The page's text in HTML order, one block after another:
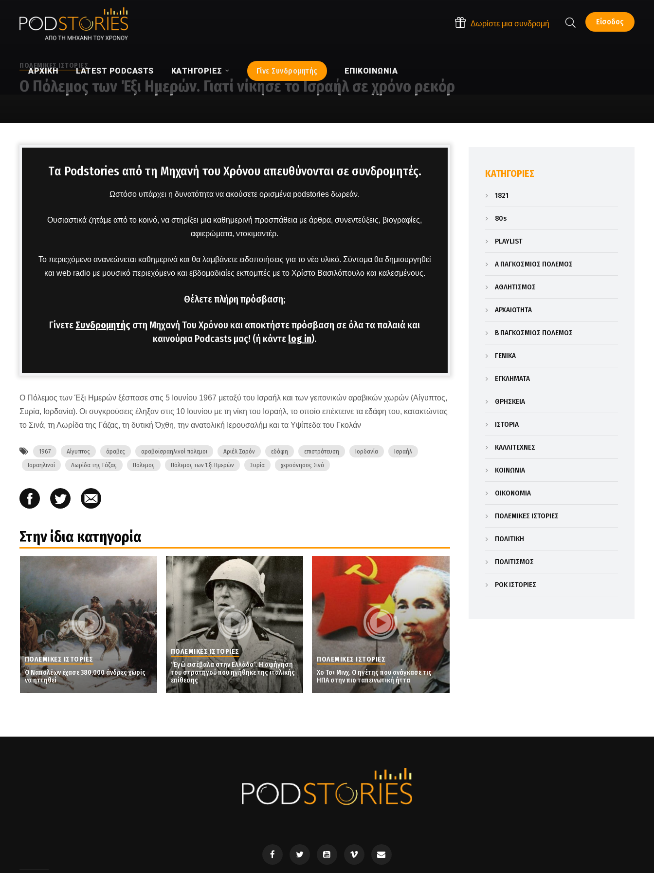
Είσοδος
Δωρίστε μια συνδρομή
ΑΡΧΙΚΉ LATEST PODCASTS ΚΑΤΗΓΟΡΊΕΣ Γίνε Συνδρομητής ΕΠΙΚΟΙΝΩΝΊΑ
ΠΟΛΕΜΙΚΕΣ ΙΣΤΟΡΙΕΣ
O Πόλεμος των Έξι Ημερών. Γιατί νίκησε το Ισραήλ σε χρόνο ρεκόρ
Tα Podstories από τη Μηχανή του Χρόνου απευθύνονται σε συνδρομητές.
Ωστόσο υπάρχει η δυνατότητα να ακούσετε ορισμένα podstories δωρεάν.
Ουσιαστικά ζητάμε από το κοινό, να στηρίξει μια καθημερινή προσπάθεια με άρθρα, συνεντεύξεις, βιογραφίες,
αφιερώματα, ντοκιμαντέρ.
Το περιεχόμενο ανανεώνεται καθημερινά και θα λαμβάνετε ειδοποιήσεις για το νέο υλικό. Σύντομα θα δημιουργηθεί
και web radio με μουσικό περιεχόμενο και εβδομαδιαίες εκπομπές με το Χρίστο Βασιλόπουλο και καλεσμένους.
Θέλετε πλήρη πρόσβαση;
Γίνετε Συνδρομητής στη Μηχανή Του Χρόνου και αποκτήστε πρόσβαση σε όλα τα παλαιά και
καινούρια Podcasts μας! (ή κάντε log in).
Ο Πόλεμος των Έξι Ημερών ξέσπασε στις 5 Ιουνίου 1967 μεταξύ του Ισραήλ και των γειτονικών αραβικών χωρών (Αίγυπτος,
Συρία, Ιορδανία). Οι συγκρούσεις έληξαν στις 10 Ιουνίου με τη νίκη του Ισραήλ, το οποίο επέκτεινε τα εδάφη του, κατακτώντας
το Σινά, τη Λωρίδα της Γάζας, τη δυτική Όχθη, την ανατολική Ιερουσαλήμ και τα Υψίπεδα του Γκολάν
1967 Αίγυπτος άραβες αραβοϊσραηλινοί πόλεμοι Αριέλ Σαρόν εδάφη επιστράτευση Ιορδανία
Ισραήλ
Ισραηλινοί
Λωρίδα της Γάζας Πόλεμος Πόλεμος των Έξι Ημερών Συρία χερσόνησος Σινά
Στην ίδια κατηγορία
ΠΟΛΕΜΙΚΕΣ ΙΣΤΟΡΙΕΣ
Ο Ναπολέων έχασε 380.000 άνδρες χωρίς
να ηττηθεί
ΠΟΛΕΜΙΚΕΣ ΙΣΤΟΡΙΕΣ
“Εγώ εισέβαλα στην Ελλάδα”. Η αφήγηση
του στρατηγού που ηγήθηκε της ιταλικής
επίθεσης
ΠΟΛΕΜΙΚΕΣ ΙΣΤΟΡΙΕΣ
Χο Τσι Μινχ. Ο ηγέτης που ανάγκασε τις
ΗΠΑ στην πιο ταπεινωτική ήττα
KΑΤΗΓΟΡΊΕΣ
1821
80s
PLAYLIST
Α΄ ΠΑΓΚΟΣΜΙΟΣ ΠΟΛΕΜΟΣ
ΑΘΛΗΤΙΣΜΟΣ
ΑΡΧΑΙΟΤΗΤΑ
Β΄ ΠΑΓΚΟΣΜΙΟΣ ΠΟΛΕΜΟΣ
ΓΕΝΙΚΑ
ΕΓΚΛΗΜΑΤΑ
ΘΡΗΣΚΕΙΑ
ΙΣΤΟΡΙΑ
ΚΑΛΛΙΤΕΧΝΕΣ
ΚΟΙΝΩΝΙΑ
ΟΙΚΟΝΟΜΙΑ
ΠΟΛΕΜΙΚΕΣ ΙΣΤΟΡΙΕΣ
ΠΟΛΙΤΙΚΗ
ΠΟΛΙΤΙΣΜΟΣ
ΡΟΚ ΙΣΤΟΡΙΕΣ